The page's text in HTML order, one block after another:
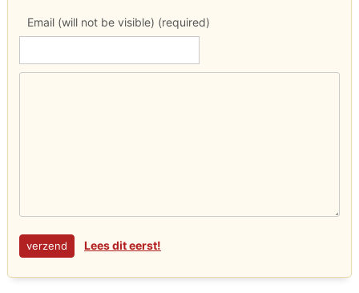
Email (will not be visible) (required)
Lees dit eerst!